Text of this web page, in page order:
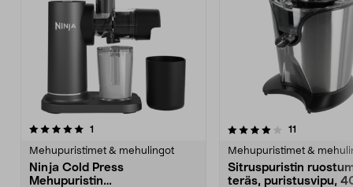
1
Mehupuristimet & mehulingot
Ninja Cold Press
Mehupuristin
4.0 viidestä
11
Mehupuristimet &
Sitruspuristin
teräs, puristusvipu,
4.5 viidestä